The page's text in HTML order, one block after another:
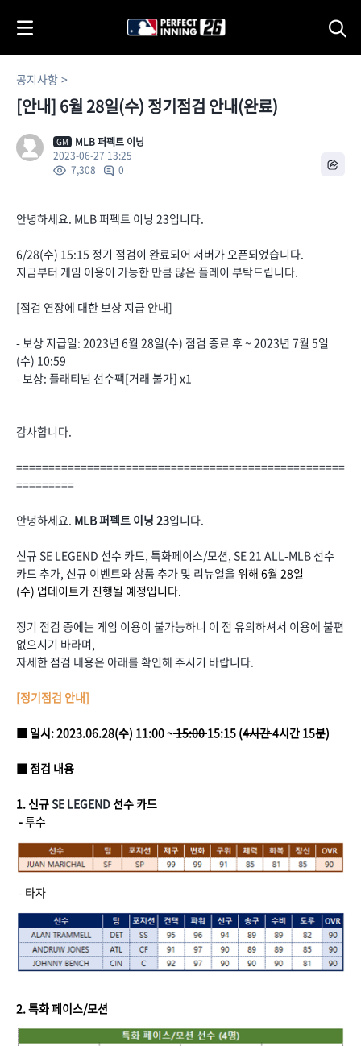
공지사항
[안내] 6월 28일(수) 정기점검 안내(완료)
GM
MLB 퍼펙트 이닝
2023-06-27 13:25
7,308
0
안녕하세요. MLB 퍼펙트 이닝 23입니다.
6/28(수) 15:15 정기 점검이 완료되어 서버가 오픈되었습니다.
지금부터 게임 이용이 가능한 만큼 많은 플레이 부탁드립니다.
[점검 연장에 대한 보상 지급 안내]
- 보상 지급일: 2023년 6월 28일(수) 점검 종료 후 ~ 2023년 7월 5일
(수) 10:59
- 보상: 플래티넘 선수팩[거래 불가] x1
감사합니다.
===================================================
=========
안녕하세요. MLB 퍼펙트 이닝 23입니다.
신규 SE LEGEND 선수 카드, 특화페이스/모션, SE 21 ALL-MLB 선수
카드 추가, 신규 이벤트와 상품 추가 및 리뉴얼을 위해 6월 28일
(수) 업데이트가 진행될 예정입니다.
정기 점검 중에는 게임 이용이 불가능하니 이 점 유의하셔서 이용에 불편
없으시기 바라며,
자세한 점검 내용은 아래를 확인해 주시기 바랍니다.
[정기점검 안내]
■ 일시: 2023.06.28(수) 11:00 ~15:0015:15 (4시간4시간 15분)
■ 점검 내용
1. 신규SE LEGEND선수 카드
-투수
- 타자
2. 특화 페이스/모션